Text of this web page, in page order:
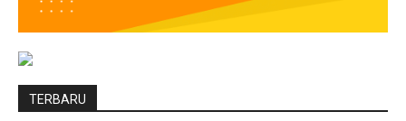
TERBARU